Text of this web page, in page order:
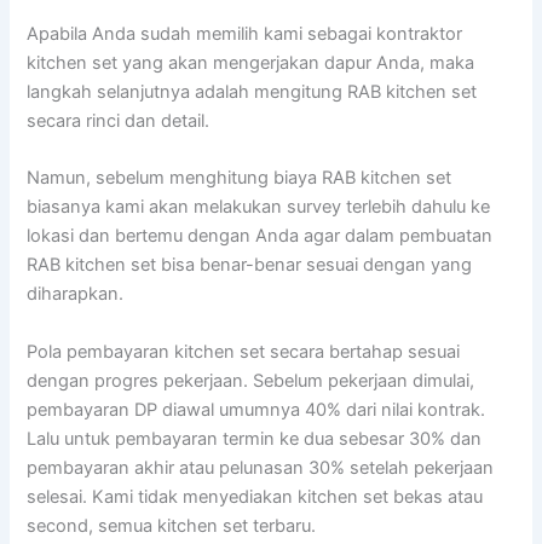
Apabila Anda sudah memilih kami sebagai kontraktor
kitchen set yang akan mengerjakan dapur Anda, maka
langkah selanjutnya adalah mengitung RAB kitchen set
secara rinci dan detail.
Namun, sebelum menghitung biaya RAB kitchen set
biasanya kami akan melakukan survey terlebih dahulu ke
lokasi dan bertemu dengan Anda agar dalam pembuatan
RAB kitchen set bisa benar-benar sesuai dengan yang
diharapkan.
Pola pembayaran kitchen set secara bertahap sesuai
dengan progres pekerjaan. Sebelum pekerjaan dimulai,
pembayaran DP diawal umumnya 40% dari nilai kontrak.
Lalu untuk pembayaran termin ke dua sebesar 30% dan
pembayaran akhir atau pelunasan 30% setelah pekerjaan
selesai. Kami tidak menyediakan kitchen set bekas atau
second, semua kitchen set terbaru.